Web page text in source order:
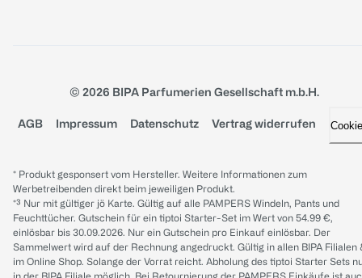
© 2026 BIPA Parfumerien Gesellschaft m.b.H.
AGB Impressum Datenschutz Vertrag widerrufen
* Produkt gesponsert vom Hersteller. Weitere Informationen zum
Werbetreibenden direkt beim jeweiligen Produkt.
*³ Nur mit gültiger jö Karte. Gültig auf alle PAMPERS Windeln, Pants und
Feuchttücher. Gutschein für ein tiptoi Starter-Set im Wert von 54.99 €,
einlösbar bis 30.09.2026. Nur ein Gutschein pro Einkauf einlösbar. Der
Sammelwert wird auf der Rechnung angedruckt. Gültig in allen BIPA Filialen
im Online Shop. Solange der Vorrat reicht. Abholung des tiptoi Starter Sets
in der BIPA Filiale möglich. Bei Retournierung der PAMPERS Einkäufe ist